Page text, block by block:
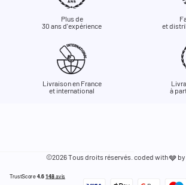
Plus de
30 ans d'expérience
et
Livraison en France
et international
à
©2026 Tous droits réservés. coded with🩶 by